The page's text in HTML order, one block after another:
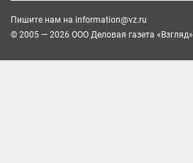
Пишите нам на information@vz.ru
© 2005 — 2026 ООО Деловая газета «Взгляд»